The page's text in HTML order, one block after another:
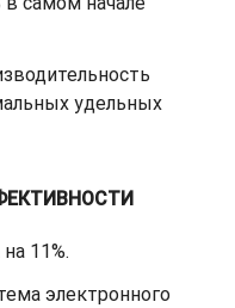
удельных
11%.
электронного